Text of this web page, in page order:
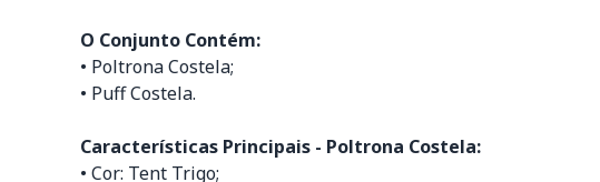
O Conjunto Contém:
• Poltrona Costela;
• Puff Costela.
Características Principais - Poltrona Costela:
• Cor: Tent Trigo;